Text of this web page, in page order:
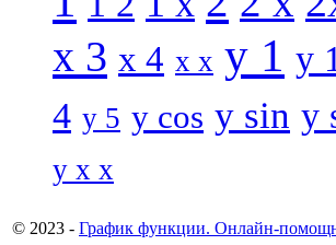
x 3 x 4 x x y 1 y
4 y 5 y cos y sin y
y x x
© 2023 - График функции. Онлайн-